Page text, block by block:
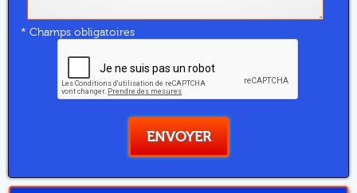
* Champs obligatoires
ENVOYER